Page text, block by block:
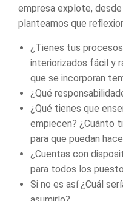
empresa explote,
planteamos que
¿Tienes tus
interiorizados fácil y
que se incorporan
¿Qué
¿Qué tienes que
empiecen? ¿Cuánto
para que puedan
¿Cuentas con
para todos los
Si no es así ¿Cuál